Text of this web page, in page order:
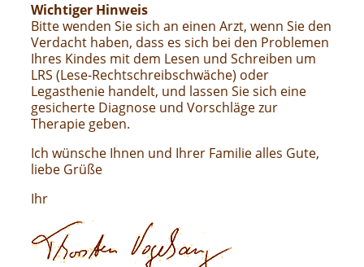
Wichtiger Hinweis
Bitte wenden Sie sich an einen Arzt, wenn Sie den
Verdacht haben, dass es sich bei den Problemen
Ihres Kindes mit dem Lesen und Schreiben um
LRS (Lese-Rechtschreibschwäche) oder
Legasthenie handelt, und lassen Sie sich eine
gesicherte Diagnose und Vorschläge zur
Therapie geben.
Ich wünsche Ihnen und Ihrer Familie alles Gute,
liebe Grüße
Ihr